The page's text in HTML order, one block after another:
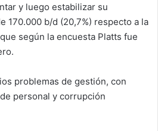
y luego estabilizar su
170.000 b/d (20,7%) respecto a la
según la encuesta Platts fue
problemas de gestión, con
personal y corrupción